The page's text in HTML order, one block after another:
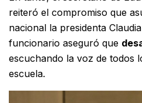
reiteró el compromiso que
nacional la presidenta
funcionario aseguró que
escuchando la voz de todos
escuela.